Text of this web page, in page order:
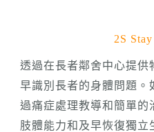
2S
透過在長者鄰舍中心提供
早識別長者的身體問題。
過痛症處理教導和簡單的
肢體能力和及早恢復獨